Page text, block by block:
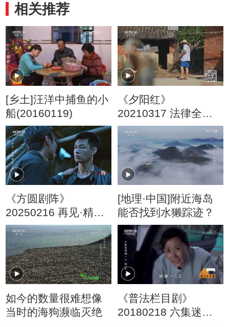
相关推荐
[乡土]汪洋中捕鱼的小
船(20160119)
《夕阳红》
20210317 法律全知
道——糟心的黄昏恋
《方圆剧阵》
20250216 再见·精编
版（第2集）
[地理·中国]附近海岛
能否找到水獭踪迹？
如今的数量很难想像
当时的海狗濒临灭绝
《普法栏目剧》
20180218 六集迷你